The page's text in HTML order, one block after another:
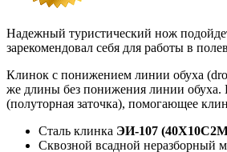
Надежный туристический нож
зарекомендовал себя для работы в
Клинок с понижением линии обуха
же длины без понижения линии обуха.
(полуторная заточка), помогающее
Сталь клинка ЭИ-107
Сквозной всадной неразборный